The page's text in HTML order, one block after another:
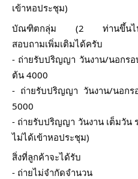
เข้าหอประชุม)
บัณฑิตกลุ่ม (2 ท่านขึ้นไป)
สอบถามเพิ่มเติมได้ครับ
- ถ่ายรับปริญญา วันงาน/นอกรอ
ต้น 4000
- ถ่ายรับปริญญา วันงาน/นอก
5000
- ถ่ายรับปริญญา วันงาน เต็มวั
ไม่ได้เข้าหอประชุม)
สิ่งที่ลูกค้าจะได้รับ
- ถ่ายไม่จำกัดจำนวน